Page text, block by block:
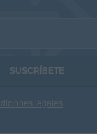
legales